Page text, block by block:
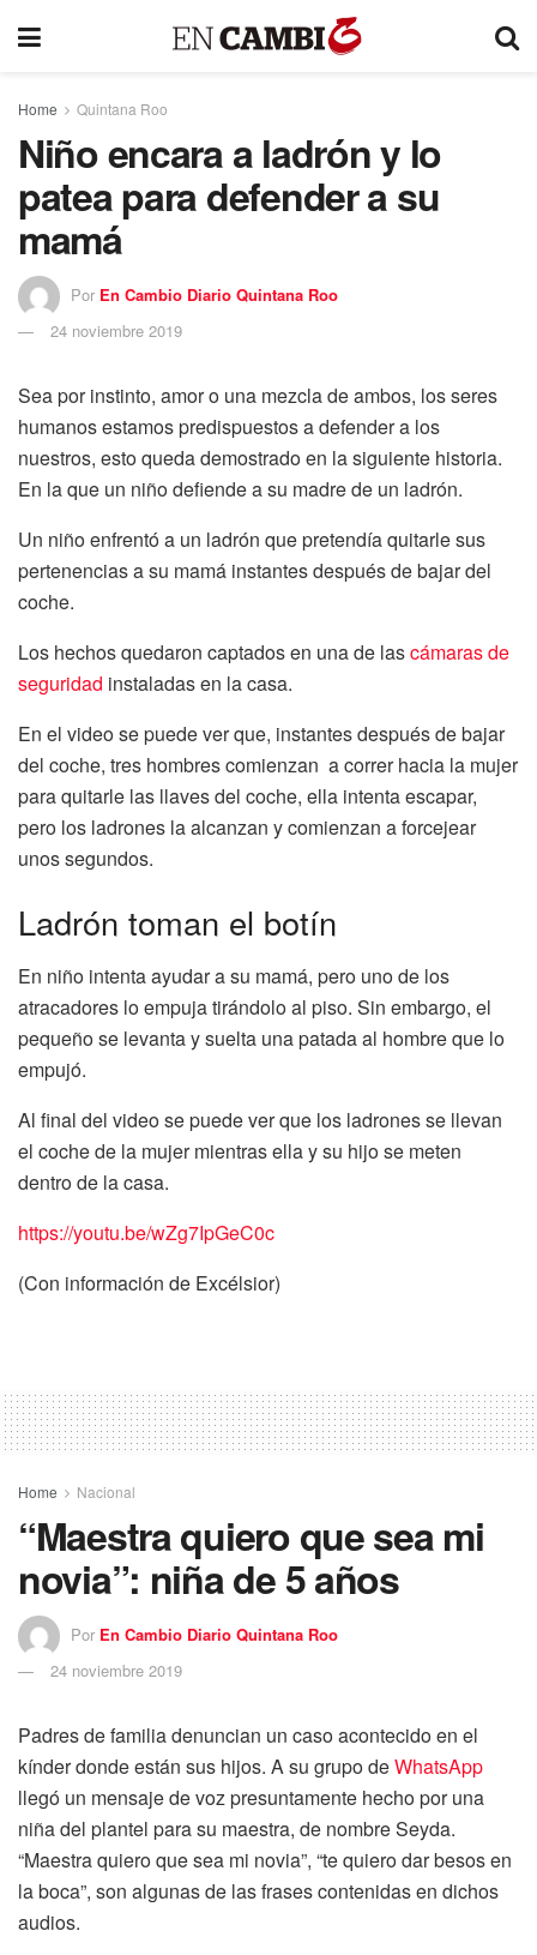
Home Quintana Roo
Niño encara a ladrón y lo
patea para defender a su
mamá
Por En Cambio Diario Quintana Roo
24 noviembre 2019
Sea por instinto, amor o una mezcla de ambos, los seres
humanos estamos predispuestos a defender a los
nuestros, esto queda demostrado en la siguiente historia.
En la que un niño defiende a su madre de un ladrón.
Un niño enfrentó a un ladrón que pretendía quitarle sus
pertenencias a su mamá instantes después de bajar del
coche.
Los hechos quedaron captados en una de lascámaras de
seguridad instaladas en la casa.
En el video se puede ver que, instantes después de bajar
del coche, tres hombres comienzan a correr hacia la mujer
para quitarle las llaves del coche, ella intenta escapar,
pero los ladrones la alcanzan y comienzan a forcejear
unos segundos.
Ladrón toman el botín
En niño intenta ayudar a su mamá, pero uno de los
atracadores lo empuja tirándolo al piso. Sin embargo, el
pequeño se levanta y suelta una patada al hombre que lo
empujó.
Al final del video se puede ver que los ladrones se llevan
el coche de la mujer mientras ella y su hijo se meten
dentro de la casa.
https://youtu.be/wZg7IpGeC0c
(Con información de Excélsior)
Home Nacional
“Maestra quiero que sea mi
novia”: niña de 5 años
Por En Cambio Diario Quintana Roo
24 noviembre 2019
Padres de familia denuncian un caso acontecido en el
kínder donde están sus hijos. A su grupo deWhatsApp
llegó un mensaje de voz presuntamente hecho por una
niña del plantel para su maestra, de nombre Seyda.
“Maestra quiero que sea mi novia”, “te quiero dar besos en
la boca”, son algunas de las frases contenidas en dichos
audios.